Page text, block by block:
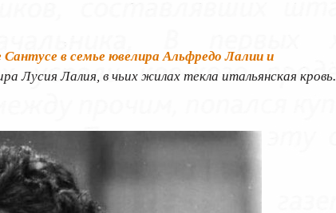
Сантусе в семье ювелира Альфредо Лалии и
Лусия Лалия, в чьих жилах текла итальянская кровь.